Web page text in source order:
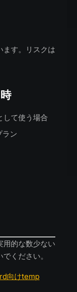
ます。リスクは
して使う場合
ラン
的な数少ない
ください。
向けtemp